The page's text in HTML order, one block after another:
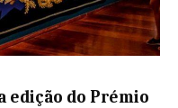
edição do Prémio